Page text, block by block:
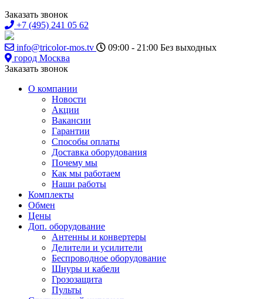
Заказать звонок
+7 (495) 241 05 62
info@tricolor-mos.tv 09:00 - 21:00 Без выходных
город Москва
Заказать звонок
О компании
Новости
Акции
Вакансии
Гарантии
Способы оплаты
Доставка оборудования
Почему мы
Как мы работаем
Наши работы
Комплекты
Обмен
Цены
Доп. оборудование
Антенны и конвертеры
Делители и усилители
Беспроводное оборудование
Шнуры и кабели
Грозозащита
Пульты